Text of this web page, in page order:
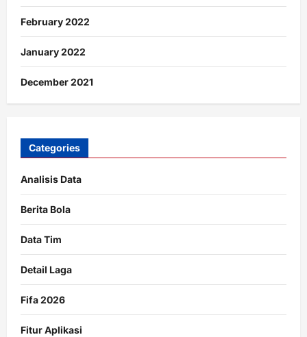
February 2022
January 2022
December 2021
Categories
Analisis Data
Berita Bola
Data Tim
Detail Laga
Fifa 2026
Fitur Aplikasi